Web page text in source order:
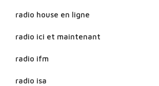
radio house en ligne
radio ici et maintenant
radio ifm
radio isa